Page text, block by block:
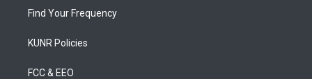
Find Your Frequency
KUNR Policies
FCC & EEO